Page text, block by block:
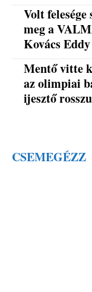
Volt
meg a
Kovács Eddy
Mentő vitte
az olimpiai
ijesztő
CSEMEGÉZZ